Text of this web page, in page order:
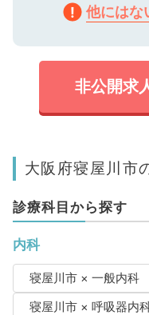
他にはな
非公開求
大阪府寝屋川市
診療科目から探す
内科
寝屋川市 × 一般内科
寝屋川市 × 呼吸器内